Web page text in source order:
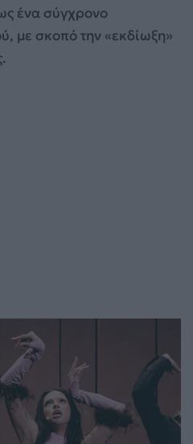
ένα σύγχρονο
με σκοπό την «εκδίωξη»